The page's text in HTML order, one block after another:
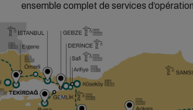
ensemble complet de services